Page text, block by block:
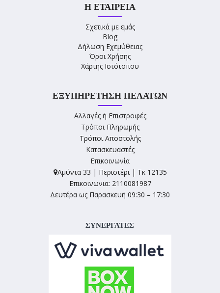
Η ΕΤΑΙΡΕΊΑ
Σχετικά με εμάς
Blog
Δήλωση Εχεμύθειας
Όροι Χρήσης
Χάρτης Ιστότοπου
ΕΞΥΠΗΡΈΤΗΣΗ ΠΕΛΑΤΏΝ
Αλλαγές ή Επιστροφές
Τρόποι Πληρωμής
Τρόποι Αποστολής
Κατασκευαστές
Επικοινωνία
Αμύντα 33 | Περιστέρι | Τκ 12135
Επικοινωνια: 2110081987
Δευτέρα ως Παρασκευή 09:30 – 17:30
ΣΥΝΕΡΓΑΤΕΣ